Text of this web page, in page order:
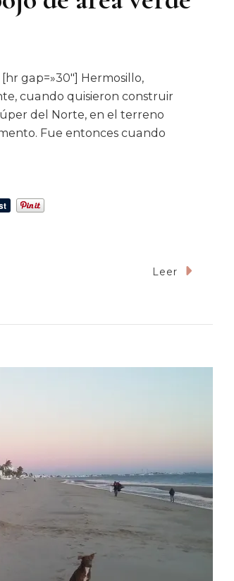
gap=»30″] Hermosillo,
cuando quisieron construir
del Norte, en el terreno
Fue entonces cuando
Leer